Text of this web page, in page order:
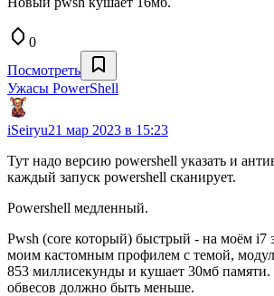
0
Посмотреть
Ужасы PowerShell
iSeiryu21 мар 2023 в 15:23
Тут надо версию powershell указать и
каждый запуск powershell сканирует.
Powershell медленный.
Pwsh (core который) быстрый - на моём i7
моим кастомным профилем с темой,
853 миллисекунды и кушает 30мб памяти.
обвесов должно быть меньше.